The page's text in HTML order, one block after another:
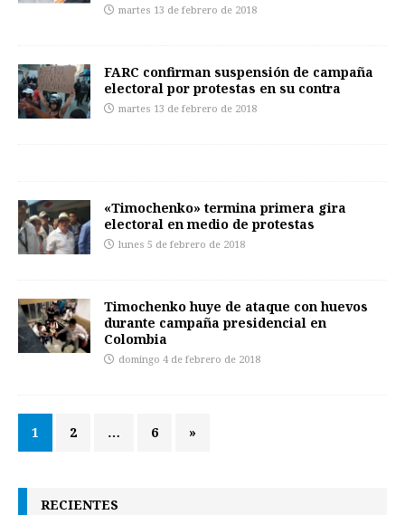
martes 13 de febrero de 2018
FARC confirman suspensión de campaña
electoral por protestas en su contra
martes 13 de febrero de 2018
«Timochenko» termina primera gira
electoral en medio de protestas
lunes 5 de febrero de 2018
Timochenko huye de ataque con huevos
durante campaña presidencial en
Colombia
domingo 4 de febrero de 2018
1 2 … 6 »
RECIENTES